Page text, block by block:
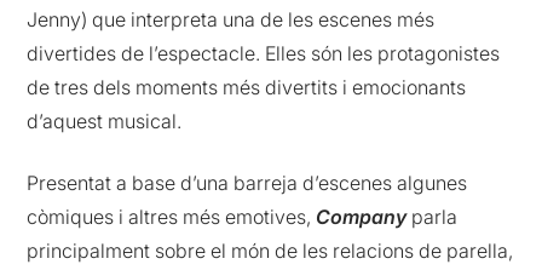
Jenny) que interpreta una de les escenes més
divertides de l’espectacle. Elles són les protagonistes
de tres dels moments més divertits i emocionants
d’aquest musical.
Presentat a base d’una barreja d’escenes algunes
còmiques i altres més emotives, Company parla
principalment sobre el món de les relacions de parella,